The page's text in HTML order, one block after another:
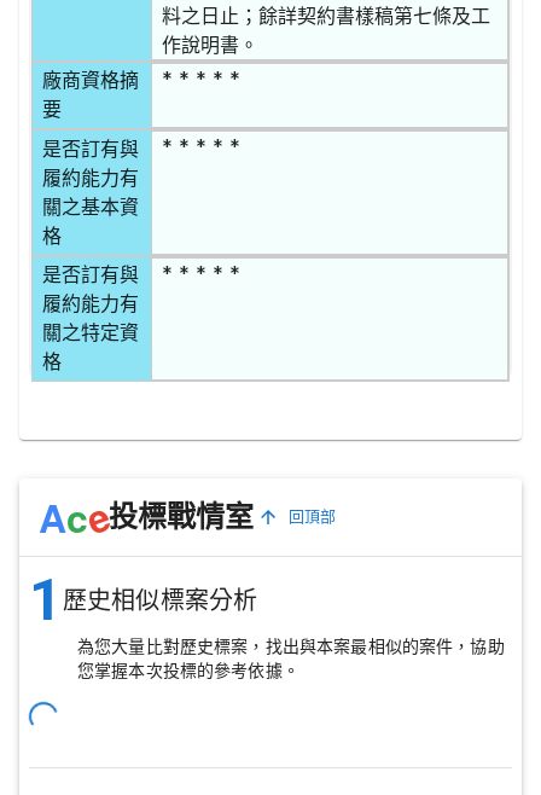
料之日止；餘詳契約書樣稿第七條及工
作說明書。
廠商資格摘
要
* * * * *
是否訂有與
履約能力有
關之基本資
格
* * * * *
是否訂有與
履約能力有
關之特定資
格
* * * * *
Ace投標戰情室 回頂部
1 歷史相似標案分析
為您大量比對歷史標案，找出與本案最相似的案件，協助
您掌握本次投標的參考依據。